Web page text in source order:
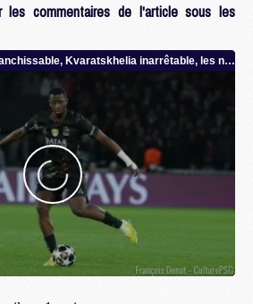
les commentaires de l'article sous les